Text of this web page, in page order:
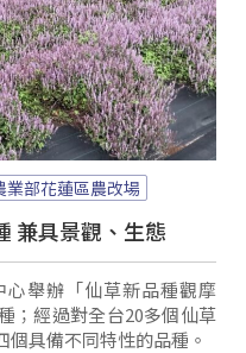
業部花蓮區農改場
兼具景觀、生態
舉辦「仙草新品種觀摩
；經過對全台20多個仙草
具備不同特性的品種。